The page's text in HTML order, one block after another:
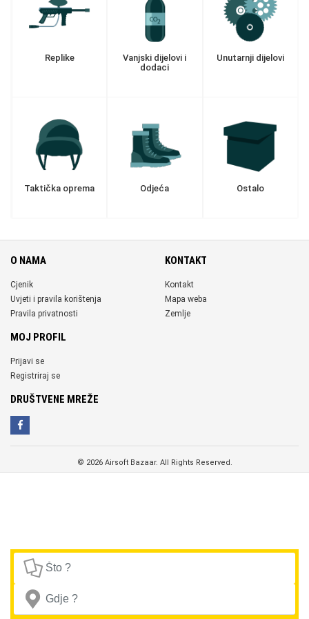
Replike
Vanjski dijelovi i
dodaci
Unutarnji dijelovi
Taktička oprema Odjeća Ostalo
O NAMA
Cjenik
Uvjeti i pravila korištenja
Pravila privatnosti
KONTAKT
Kontakt
Mapa weba
Zemlje
MOJ PROFIL
Prijavi se
Registriraj se
DRUŠTVENE MREŽE
© 2026 Airsoft Bazaar. All Rights Reserved.